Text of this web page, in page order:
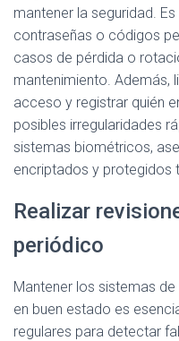
mantener la seguridad.
contraseñas o códigos
casos de pérdida o
mantenimiento. Además,
acceso y registrar quién
posibles irregularidades
sistemas biométricos,
encriptados y protegidos
Realizar
periódico
Mantener los sistemas
en buen estado es
regulares para detectar